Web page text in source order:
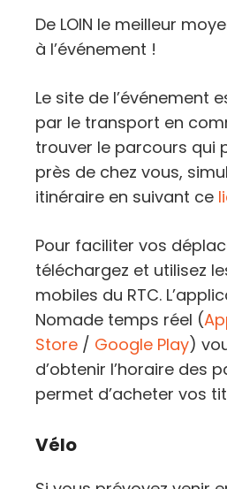
De LOIN le meilleur
à l’événement !
Le site de l’événement
par le transport en
trouver le parcours qui
près de chez vous,
itinéraire en suivant ce
Pour faciliter vos
téléchargez et utilisez
mobiles du RTC.
Nomade temps réel (
Store / Google Play)
d’obtenir l’horaire des
permet d’acheter vos
Vélo